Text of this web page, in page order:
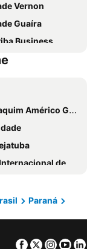
Vernon
Guaíra
Business
San Juan Curitiba
do Estádio Couto Pereira - Show
Av. das Torres
Plaza Hotel
- San Juan Curitiba
Guimarães - Arena da Baixada
de Navegantes
Paraná
Facebook
Twitter